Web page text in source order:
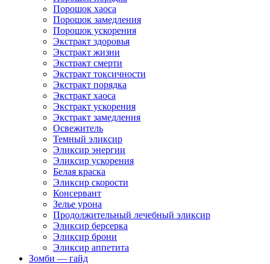
Порошок хаоса
Порошок замедления
Порошок ускорения
Экстракт здоровья
Экстракт жизни
Экстракт смерти
Экстракт токсичности
Экстракт порядка
Экстракт хаоса
Экстракт ускорения
Экстракт замедления
Освежитель
Темный эликсир
Эликсир энергии
Эликсир ускорения
Белая краска
Эликсир скорости
Консервант
Зелье урона
Продолжительный лечебный эликсир
Эликсир берсерка
Эликсир брони
Эликсир аппетита
Зомби — гайд